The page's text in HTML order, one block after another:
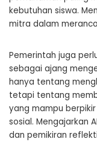
kebutuhan siswa.
mitra dalam
Pemerintah juga
sebagai ajang
hanya tentang
tetapi tentang
yang mampu
sosial. Mengajarkan
dan pemikiran